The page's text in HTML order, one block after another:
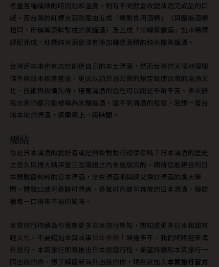
考量各種精細的時間點和溫度，稍有不同就會改變清酒完成品的口
感。而台灣的紅標米酒則是由五成「精製食用酒精」（與釀造酒精
相同，用糖等原料製成的蒸餾酒）及五成「米糧蒸餾酒」加水稀釋
調配而成。紅標純米酒是沒有添加釀造酒精的純米糧蒸餾酒。
台灣近年來也有志於創造自己的本土清酒，然而台灣的天候地理理
條件與日本相差甚遠，更因以前菸酒公賣的規定致使台灣的清酒文
化、技術與設備失傳，培育清酒的過程可以說是千萬辛苦。多次研
究出來的都只能被稱為米釀造酒，還不到清酒的程度。若想一嘗台
灣本地的清酒，還需等上一段時間。
總結
你是日本清酒的愛好者或是興致勃勃的初學者嗎？日本清酒的歷史
之悠久與博大精深是三言兩語之內未能說完的，期待您能親自到日
本體驗最純粹的日本清酒，坐在清酒吧與師父探討清酒的廣大學
問，體驗口感可香醇可清爽、香氣可內斂可奔放的日本清酒，啜飲
著每一口得來不易的風味。
本質旅行持續為你蒐集更多日本旅行新知，想知道更多日本相關有
趣文化，不要錯過本質故事日本專欄 ！睽違多年，我們終將迎來海
外旅行，本質旅行即將推出日本旅遊行程，希望持續和本質旅行一
同出遊的你、想了解最新海外出遊的你，現在就加入 本質旅行官方